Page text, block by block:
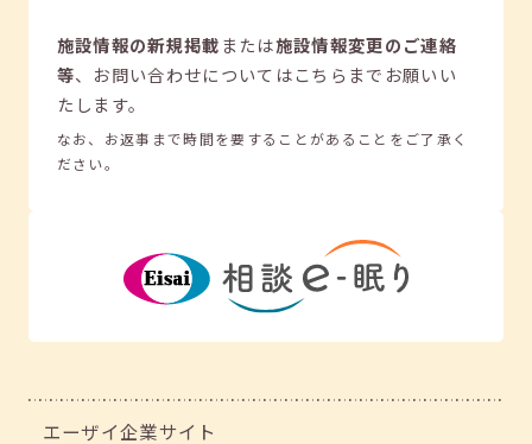
施設情報の新規掲載または施設情報変更のご連絡
等、 お問い合わせについてはこちらまでお願いい
たします。
なお、お返事まで時間を要することがあることをご了承く
ださい。
エーザイ企業サイト